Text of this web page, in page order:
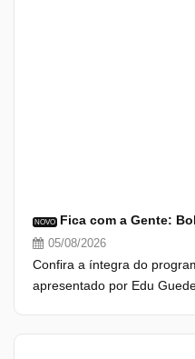
NOVO
05/08/2026
Confira a íntegra do
apresentado por Edu